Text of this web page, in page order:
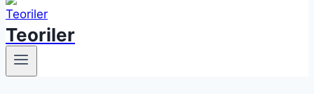
Teoriler